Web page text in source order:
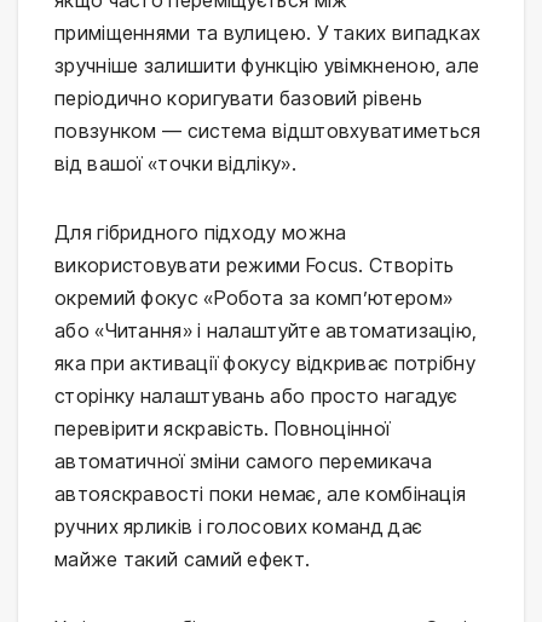
приміщеннями та вулицею. У таких випадках
зручніше залишити функцію увімкненою, але
періодично коригувати базовий рівень
повзунком — система відштовхуватиметься
від вашої «точки відліку».
Для гібридного підходу можна
використовувати режими Focus. Створіть
окремий фокус «Робота за комп’ютером»
або «Читання» і налаштуйте автоматизацію,
яка при активації фокусу відкриває потрібну
сторінку налаштувань або просто нагадує
перевірити яскравість. Повноцінної
автоматичної зміни самого перемикача
автояскравості поки немає, але комбінація
ручних ярликів і голосових команд дає
майже такий самий ефект.